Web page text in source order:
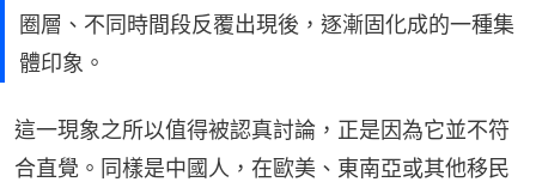
圈層、不同時間段反覆出現後，逐漸固化成的一種集
體印象。
這一現象之所以值得被認真討論，正是因為它並不符
合直覺。同樣是中國人，在歐美、東南亞或其他移民